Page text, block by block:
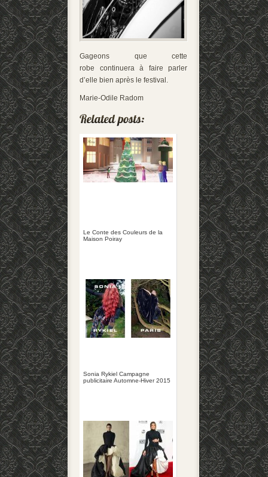
Gageons que cette
robe continuera à faire parler
d’elle bien après le festival.
Marie-Odile Radom
Le Conte des Couleurs de la
Maison Poiray
Sonia Rykiel Campagne
publicitaire Automne-Hiver 2015